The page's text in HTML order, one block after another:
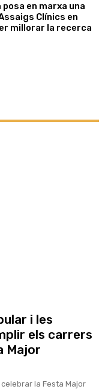
posa en marxa una
Clínics en
millorar la recerca
i les
els carrers
Major
la Festa Major